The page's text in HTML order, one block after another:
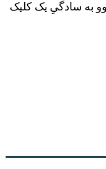
به سادگیِ یک کلیک